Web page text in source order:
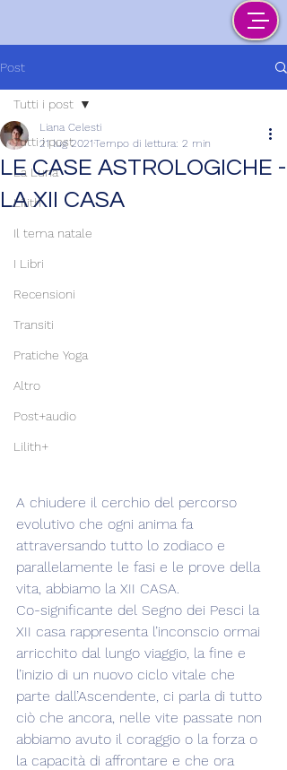
Post
Tutti i post
La Luna
Lilith
Il tema natale
I Libri
Recensioni
Transiti
Pratiche Yoga
Altro
Post+audio
Lilith+
Tutti i post
LE CASE ASTROLOGICHE -
LA XII CASA
Liana Celesti
21 lug 2021Tempo di lettura: 2 min
A chiudere il cerchio del percorso
evolutivo che ogni anima fa
attraversando tutto lo zodiaco e
parallelamente le fasi e le prove della
vita, abbiamo la XII CASA.
Co-significante del Segno dei Pesci la
XII casa rappresenta l’inconscio ormai
arricchito dal lungo viaggio, la fine e
l’inizio di un nuovo ciclo vitale che
parte dall’Ascendente, ci parla di tutto
ciò che ancora, nelle vite passate non
abbiamo avuto il coraggio o la forza o
la capacità di affrontare e che ora